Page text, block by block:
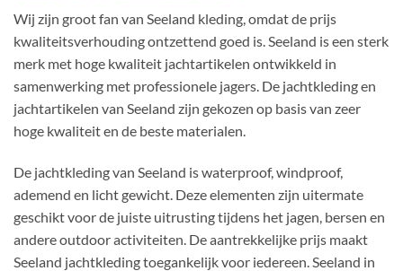
Wij zijn groot fan van Seeland kleding, omdat de prijs
kwaliteitsverhouding ontzettend goed is. Seeland is een sterk
merk met hoge kwaliteit jachtartikelen ontwikkeld in
samenwerking met professionele jagers. De jachtkleding en
jachtartikelen van Seeland zijn gekozen op basis van zeer
hoge kwaliteit en de beste materialen.
De jachtkleding van Seeland is waterproof, windproof,
ademend en licht gewicht. Deze elementen zijn uitermate
geschikt voor de juiste uitrusting tijdens het jagen, bersen en
andere outdoor activiteiten. De aantrekkelijke prijs maakt
Seeland jachtkleding toegankelijk voor iedereen. Seeland in